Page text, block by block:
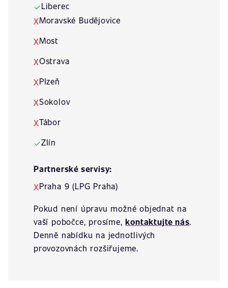
✓Liberec
XMoravské Budějovice
XMost
XOstrava
XPlzeň
XSokolov
XTábor
✓Zlín
Partnerské servisy:
XPraha 9 (LPG Praha)
Pokud není úpravu možné objednat na
vaší pobočce, prosíme,kontaktujte nás.
Denně nabídku na jednotlivých
provozovnách rozšiřujeme.